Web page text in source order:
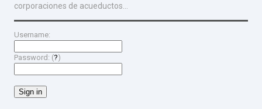
corporaciones de acueductos...
Username:
Password: (?)